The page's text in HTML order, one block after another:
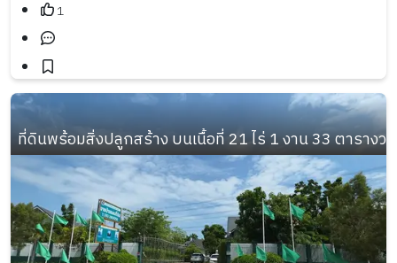
1
ที่ดินพร้อมสิ่งปลูกสร้าง บนเนื้อที่ 21 ไร่ 1 งาน 33 ตารางวา